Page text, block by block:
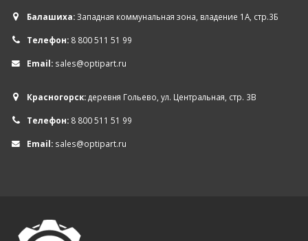
Балашиха:Западная коммунальная зона, владение 1А, стр.3Б
Телефон: 8 800 511 51 99
Email: sales@optipart.ru
Красногорск:деревня Гольево, ул. Центральная, стр. 3В
Телефон: 8 800 511 51 99
Email: sales@optipart.ru